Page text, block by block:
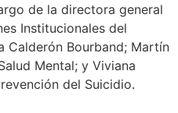
de la directora general
Institucionales del
Calderón Bourband; Martín
Mental; y Viviana
del Suicidio.